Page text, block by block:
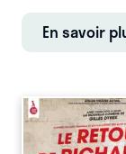
En savoir